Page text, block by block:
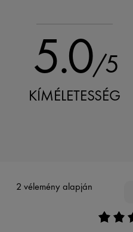
5.0/5
KÍMÉLETESSÉG
2 vélemény alapján